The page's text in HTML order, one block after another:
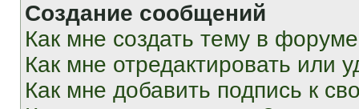
Создание сообщений
Как мне создать тему в
Как мне отредактировать или
Как мне добавить подпись к